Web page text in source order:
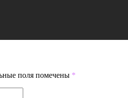
поля помечены *